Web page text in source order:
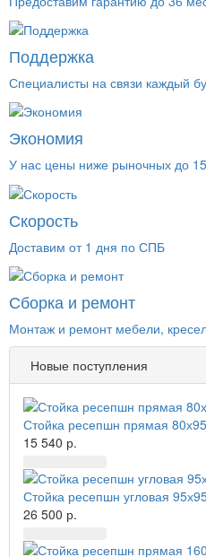
Поддержка
Специалисты на связи каждый
Экономия
У нас цены ниже рыночных до
Скорость
Доставим от 1 дня по СПБ
Сборка и ремонт
Монтаж и ремонт мебели,
Новые поступления
Стойка ресепшн прямая
15 540 р.
Стойка ресепшн угловая
26 500 р.